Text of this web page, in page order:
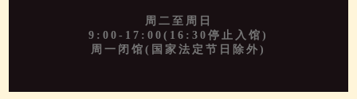
周二至周日
9:00-17:00(16:30停止入馆)
周一闭馆(国家法定节日除外)